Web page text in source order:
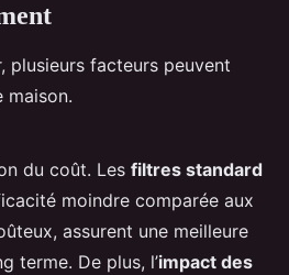
plusieurs facteurs peuvent
maison.
du coût. Les filtres standard
moindre comparée aux
assurent une meilleure
terme. De plus, l’impact des